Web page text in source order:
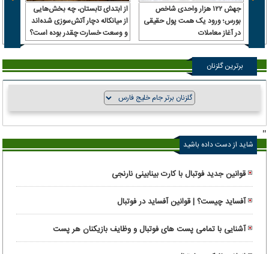
جهش ۱۲۲ هزار واحدی شاخص
بورس؛ ورود یک همت پول حقیقی
در آغاز معاملات
از ابتدای تابستان، چه بخش‌هایی
از میانکاله دچار آتش‌سوزی شده‌اند
و وسعت خسارت چقدر بوده است؟
برترین گلزنان
"
شاید از دست داده باشید
قوانین جدید فوتبال با کارت بینابینی نارنجی
آفساید چیست؟ | قوانین آفساید در فوتبال
آشنایی با تمامی پست های فوتبال و وظایف بازیکنان هر پست